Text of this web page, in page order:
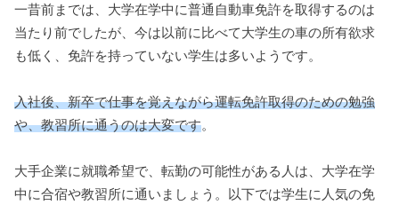
一昔前までは、大学在学中に普通自動車免許を取得するのは
当たり前でしたが、今は以前に比べて大学生の車の所有欲求
も低く、免許を持っていない学生は多いようです。
入社後、新卒で仕事を覚えながら運転免許取得のための勉強
や、教習所に通うのは大変です。
大手企業に就職希望で、転勤の可能性がある人は、大学在学
中に合宿や教習所に通いましょう。以下では学生に人気の免